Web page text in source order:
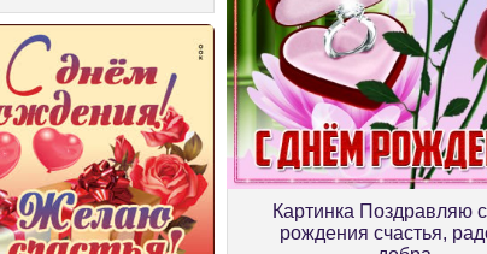
Картинка Поздравляю
рождения счастья,